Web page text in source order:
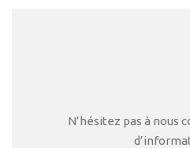
N’hésitez pas à nous